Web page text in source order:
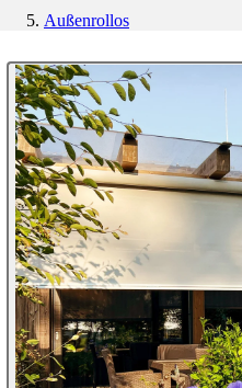
Außenrollos